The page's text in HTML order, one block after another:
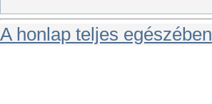
A honlap teljes egészében